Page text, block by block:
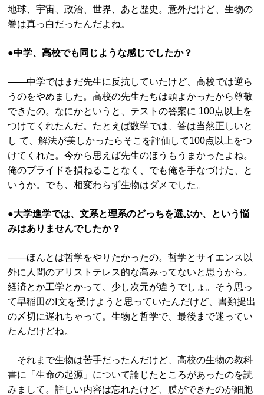
地球、宇宙、政治、世界、あと歴史。意外だけど、生物の
巻は真っ白だったんだよね。
●中学、高校でも同じような感じでしたか？
——中学ではまだ先生に反抗していたけど、高校では逆ら
うのをやめました。高校の先生たちは頭よかったから尊敬
できたの。なにかというと、テストの答案に 100点以上を
つけてくれたんだ。たとえば数学では、答は当然正しいと
し て、解法が美しかったらそこを評価して100点以上をつ
けてくれた。今から思えば先生のほうもうまかったよね。
俺のプライドを損ねることなく、でも俺を手なづけた、と
いうか。でも、相変わらず生物はダメでした。
●大学進学では、文系と理系のどっちを選ぶか、という悩
みはありませんでしたか？
——ほんとは哲学をやりたかったの。哲学とサイエンス以
外に人間のアリストテレス的な高みってないと思うから。
経済とか工学とかって、少し次元が違うでしょ。そう思っ
て早稲田のⅠ文を受けようと思っていたんだけど、書類提出
の〆切に遅れちゃって。生物と哲学で、最後まで迷ってい
たんだけどね。
それまで生物は苦手だったんだけど、高校の生物の教科
書に「生命の起源」について論じたところがあったのを読
みまして。詳しい内容は忘れたけど、膜ができたのが細胞